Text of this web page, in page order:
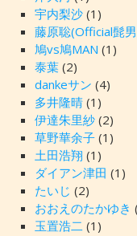
宇内梨沙 (1)
藤原聡(Official髭
鳩vs鳩MAN (1)
泰葉 (2)
dankeサン (4)
多井隆晴 (1)
伊達朱里紗 (2)
草野華余子 (1)
土田浩翔 (1)
ダイアン津田 (1)
たいじ (2)
おおえのたかゆき
玉置浩二 (1)